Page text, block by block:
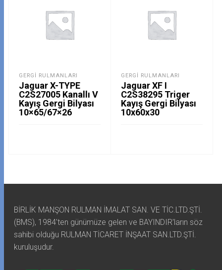
GERGI RULMANLARI
Jaguar X-TYPE
C2S27005 Kanallı V
Kayış Gergi Bilyası
10×65/67×26
GERGI RULMANLARI
Jaguar XF I
C2S38295 Triger
Kayış Gergi Bilyası
10x60x30
BİRLİK MANŞON RULMAN İMALAT SAN. VE TİC.LTD.ŞTİ.
(BMS), 1984'ten günümüze gelen ve BAYINDIR'ların söz
sahibi olduğu RULMAN TİCARET İNŞAAT SAN.LTD.ŞTİ.
kuruluşudur.